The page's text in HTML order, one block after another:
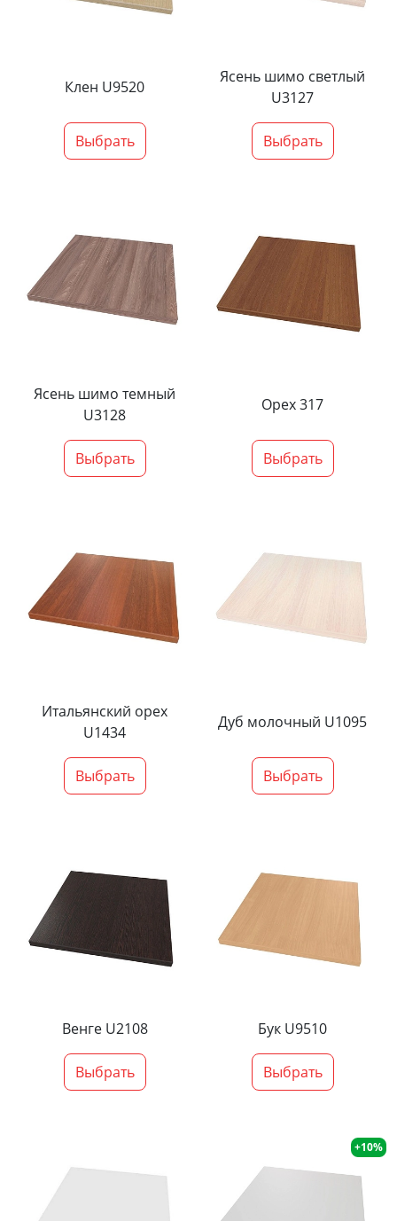
Клен U9520
Выбрать
Ясень шимо светлый
U3127
Выбрать
Ясень шимо темный
U3128
Выбрать
Орех 317
Выбрать
Итальянский орех
U1434
Выбрать
Дуб молочный U1095
Выбрать
Венге U2108
Выбрать
Бук U9510
Выбрать
+10%